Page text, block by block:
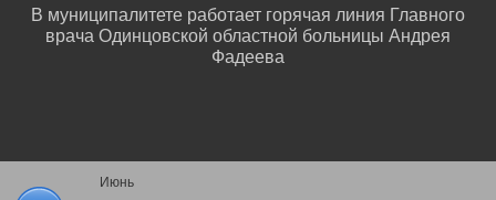
Июнь
В муниципалитете работает горячая линия Главного
врача Одинцовской областной больницы Андрея
Фадеева